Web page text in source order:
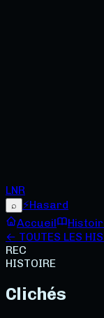
LNR
⌕ ⚡Hasard
Accueil
← TOUTES LES
REC
HISTOIRE
Clichés